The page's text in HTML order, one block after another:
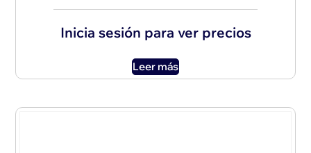
Inicia sesión para ver precios
Leer más